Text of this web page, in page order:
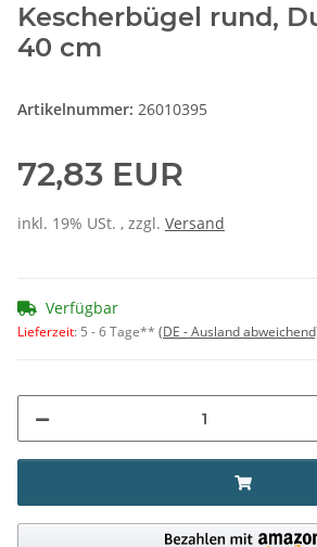
Kescherbügel rund,
40 cm
Artikelnummer: 26010395
72,83 EUR
inkl. 19% USt. , zzgl. Versand
Verfügbar
Lieferzeit: 5 - 6 Tage** (DE - Ausland